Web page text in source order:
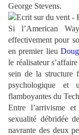
George Stevens.
Si l’American
effectivement pour
en premier lieu
le réalisateur
sein de la structure
psychologique
flamboyantes du
Entre l’arrivisme
sexualité débridée
navrante des deux